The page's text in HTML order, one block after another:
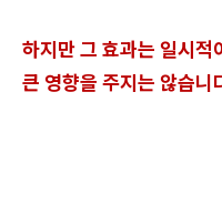
하지만 그 효과는 일시적
큰 영향을 주지는 않습니